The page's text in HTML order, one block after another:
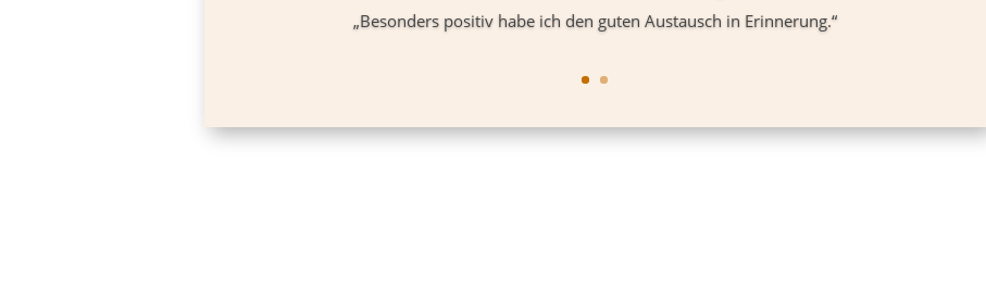
„Besonders positiv habe ich den guten Austausch in Erinnerung.“